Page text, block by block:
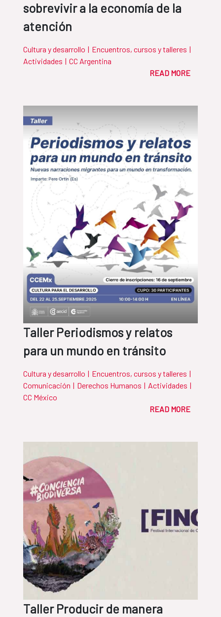
sobrevivir a la economía de la
atención
Cultura y desarrollo | Encuentros, cursos y talleres |
Actividades | CC Argentina
READ MORE
Taller Periodismos y relatos
para un mundo en tránsito
Cultura y desarrollo | Encuentros, cursos y talleres |
Comunicación | Derechos Humanos | Actividades |
CC México
READ MORE
Taller Producir de manera